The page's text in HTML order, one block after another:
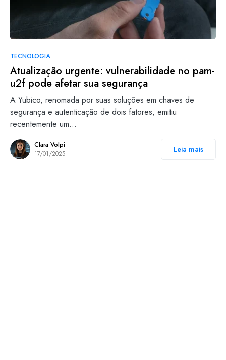
TECNOLOGIA
Atualização urgente: vulnerabilidade no pam-
u2f pode afetar sua segurança
A Yubico, renomada por suas soluções em chaves de
segurança e autenticação de dois fatores, emitiu
recentemente um…
Clara Volpi
17/01/2025
Leia mais